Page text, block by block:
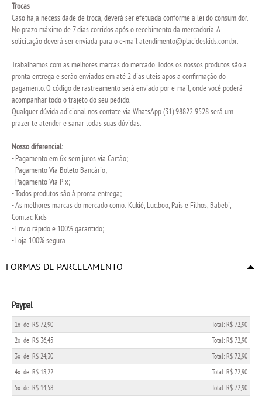
Trocas
Caso haja necessidade de troca, deverá ser efetuada conforme a lei do consumidor.
No prazo máximo de 7 dias corridos após o recebimento da mercadoria. A
solicitação deverá ser enviada para o e-mailatendimento@placideskids.com.br.
Trabalhamos com as melhores marcas do mercado. Todos os nossos produtos são a
pronta entrega e serão enviados em até 2 dias uteis apos a confirmação do
pagamento. O código de rastreamento será enviado por e-mail, onde você poderá
acompanhar todo o trajeto do seu pedido.
Qualquer dúvida adicional nos contate via WhatsApp (31) 98822 9528 será um
prazer te atender e sanar todas suas dúvidas.
Nosso diferencial:
- Pagamento em 6x sem juros via Cartão;
- Pagamento Via Boleto Bancário;
- Pagamento Via Pix;
- Todos produtos são à pronta entrega;
- As melhores marcas do mercado como: Kukiê, Luc.boo, Pais e Filhos, Babebi,
Comtac Kids
- Envio rápido e 100% garantido;
- Loja 100% segura
FORMAS DE PARCELAMENTO
Paypal
1x de R$ 72,90
Total: R$ 72,90
2x de R$ 36,45
Total: R$ 72,90
3x de R$ 24,30
Total: R$ 72,90
4x de R$ 18,22
Total: R$ 72,90
5x de R$ 14,58
Total: R$ 72,90